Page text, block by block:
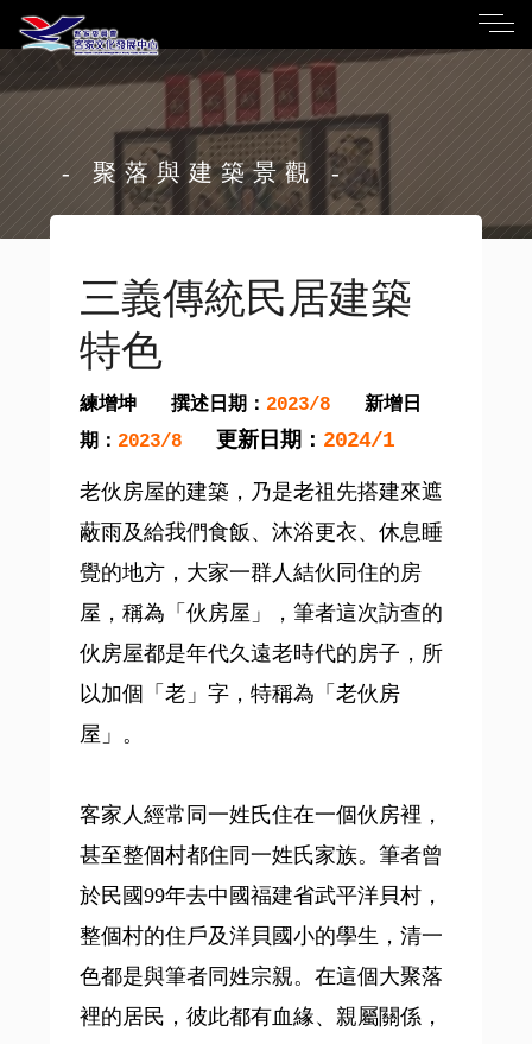
- 聚落與建築景觀 -
三義傳統民居建築
特色
練增坤 撰述日期： 2023/8
新增日
期： 2023/8 更新日期： 2024/1
老伙房屋的建築，乃是老祖先搭建來遮
蔽雨及給我們食飯、沐浴更衣、休息睡
覺的地方，大家一群人結伙同住的房
屋，稱為「伙房屋」，筆者這次訪查的
伙房屋都是年代久遠老時代的房子，所
以加個「老」字，特稱為「老伙房
屋」。
客家人經常同一姓氏住在一個伙房裡，
甚至整個村都住同一姓氏家族。筆者曾
於民國99年去中國福建省武平洋貝村，
整個村的住戶及洋貝國小的學生，清一
色都是與筆者同姓宗親。在這個大聚落
裡的居民，彼此都有血緣、親屬關係，